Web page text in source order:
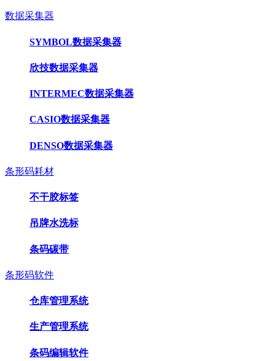
数据采集器
SYMBOL数据采集器
欣技数据采集器
INTERMEC数据采集器
CASIO数据采集器
DENSO数据采集器
条形码耗材
不干胶标签
吊牌水洗标
条码碳带
条形码软件
仓库管理系统
生产管理系统
条码编辑软件